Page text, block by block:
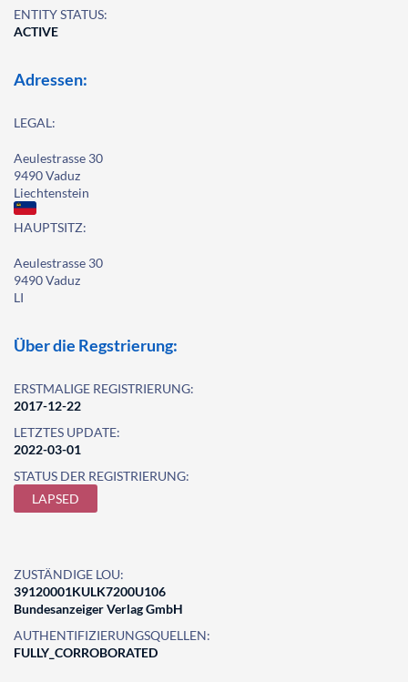
ENTITY STATUS:
ACTIVE
Adressen:
LEGAL:
Aeulestrasse 30
9490 Vaduz
Liechtenstein
HAUPTSITZ:
Aeulestrasse 30
9490 Vaduz
LI
Über die Regstrierung:
ERSTMALIGE REGISTRIERUNG:
2017-12-22
LETZTES UPDATE:
2022-03-01
STATUS DER REGISTRIERUNG:
LAPSED
ZUSTÄNDIGE LOU:
39120001KULK7200U106
Bundesanzeiger Verlag GmbH
AUTHENTIFIZIERUNGSQUELLEN:
FULLY_CORROBORATED